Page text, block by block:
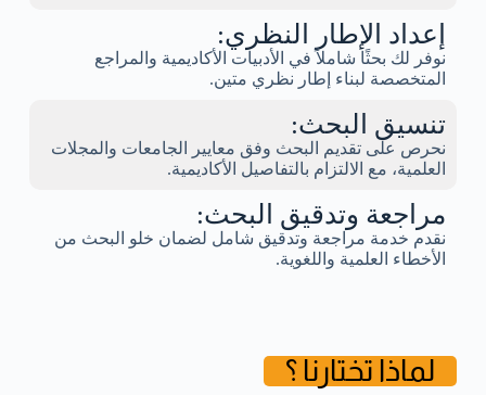
إعداد الإطار النظري:
نوفر لك بحثًا شاملاً في الأدبيات الأكاديمية والمراجع
المتخصصة لبناء إطار نظري متين.
تنسيق البحث:
نحرص على تقديم البحث وفق معايير الجامعات والمجلات
العلمية، مع الالتزام بالتفاصيل الأكاديمية.
مراجعة وتدقيق البحث:
نقدم خدمة مراجعة وتدقيق شامل لضمان خلو البحث من
الأخطاء العلمية واللغوية.
لماذا تختارنا ؟